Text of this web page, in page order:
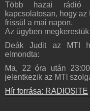
Rádió beágyazás
Ágyazd be weboldaladba
Online rádió készítés
Készítés lépésről lépésre
Több hazai rádió
kapcsolatosan, hogy
frissül a mai napon.
Az ügyben
Deák Judit az MTI
elmondta:
Ma, 22 óra után
jelentkezik az MTI
Hír forrása: RADIOSITE